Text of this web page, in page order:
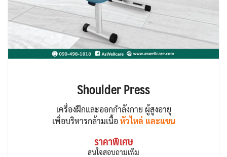
Shoulder Press
เครื่องฝึกและออกกำลังกาย ผู้สูงอายุ
เพื่อบริหารกล้ามเนื้อหัวไหล่ และแขน
ราคาพิเศษ
สนใจสอบถามเพิ่ม